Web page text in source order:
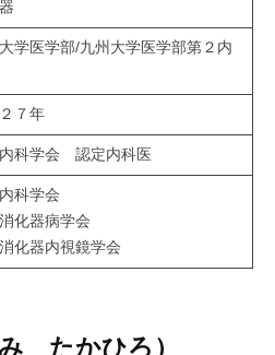
学医学部/九州大学医学部第２内
７年
内科学会 認定内科医
科学会
化器病学会
化器内視鏡学会
たかひろ）